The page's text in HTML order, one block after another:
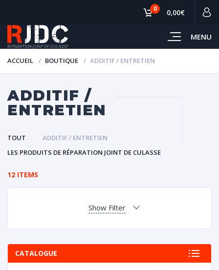
MENU
0 0,00€
ACCUEIL BOUTIQUE ADDITIF / ENTRETIEN
ADDITIF /
ENTRETIEN
TOUT
ADDITIF / ENTRETIEN
LES PRODUITS DE RÉPARATION JOINT DE CULASSE
12 ITEMS
Show Filter
CATALOGUE